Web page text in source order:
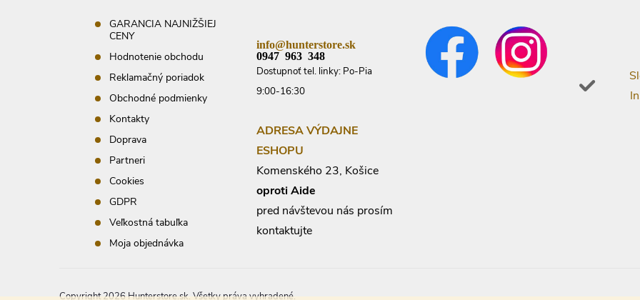
GARANCIA NAJNIŽŠIEJ
CENY
Hodnotenie obchodu
Reklamačný poriadok
Obchodné podmienky
Kontakty
Doprava
Partneri
Cookies
GDPR
Veľkostná tabuľka
Moja objednávka
info@hunterstore.sk
0947 963 348
Dostupnoť tel. linky: Po-Pia
9:00-16:30
ADRESA VÝDAJNE
ESHOPU
Komenského 23, Košice
oproti Aide
pred návštevou nás prosím
kontaktujte
Copyright 2026 Hunterstore.sk. Všetky práva vyhradené.